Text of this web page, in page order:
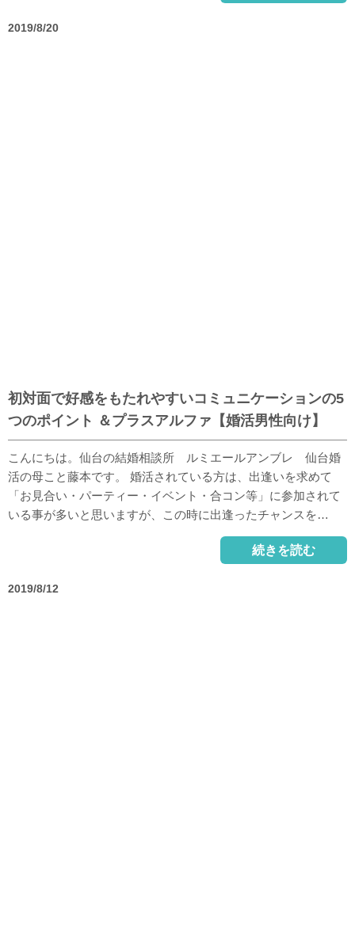
2019/8/20
初対面で好感をもたれやすいコミュニケーションの5
つのポイント ＆プラスアルファ【婚活男性向け】
こんにちは。仙台の結婚相談所 ルミエールアンブレ 仙台婚
活の母こと藤本です。 婚活されている方は、出逢いを求めて
「お見合い・パーティー・イベント・合コン等」に参加されて
いる事が多いと思いますが、この時に出逢ったチャンスを…
続きを読む
2019/8/12